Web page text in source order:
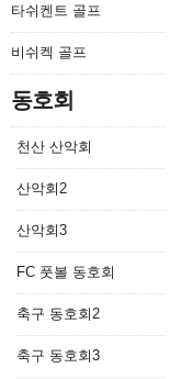
타쉬켄트 골프
비쉬켁 골프
동호회
천산 산악회
산악회2
산악회3
FC 풋볼 동호회
축구 동호회2
축구 동호회3